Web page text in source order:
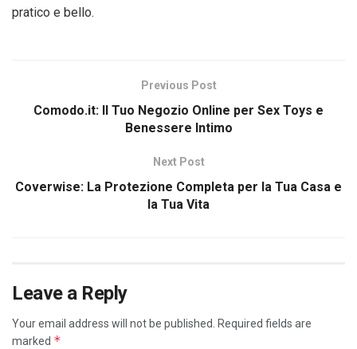
pratico e bello.
Previous Post
Comodo.it: Il Tuo Negozio Online per Sex Toys e
Benessere Intimo
Next Post
Coverwise: La Protezione Completa per la Tua Casa e
la Tua Vita
Leave a Reply
Your email address will not be published.
Required fields are
marked *